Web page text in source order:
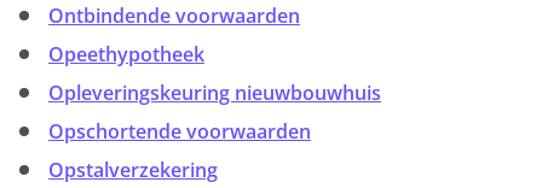
Ontbindende voorwaarden
Opeethypotheek
Opleveringskeuring nieuwbouwhuis
Opschortende voorwaarden
Opstalverzekering